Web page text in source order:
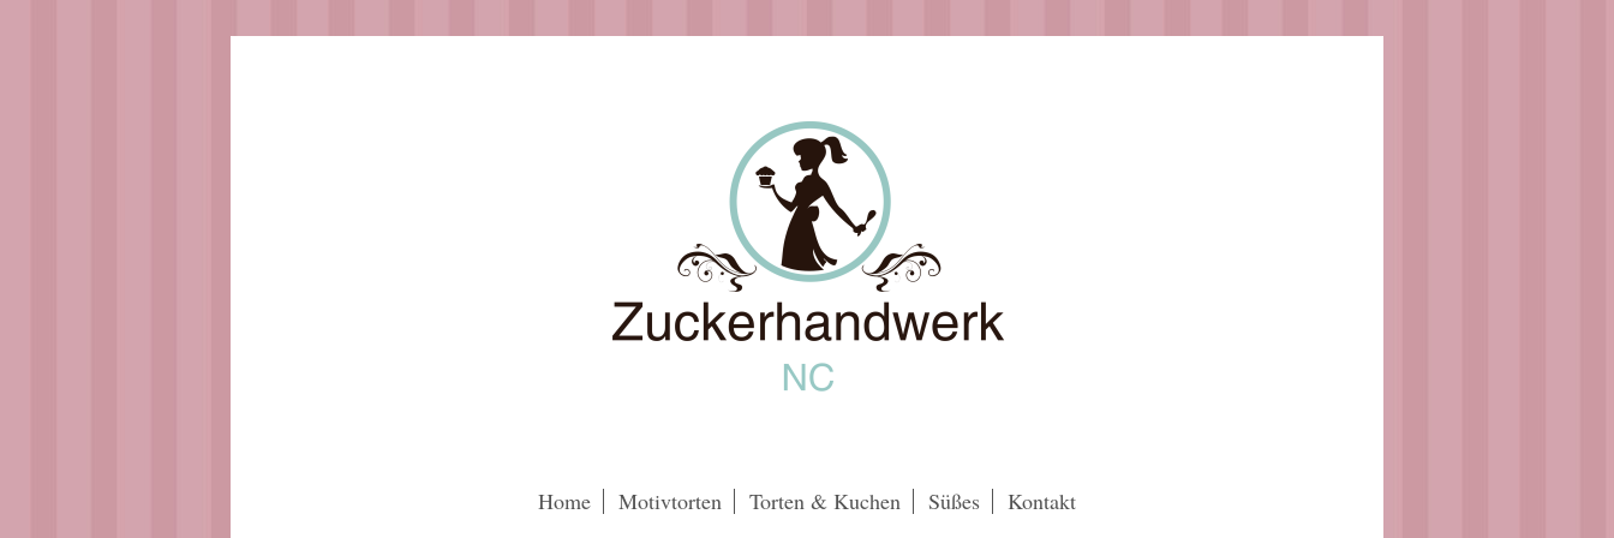
Home Motivtorten Torten & Kuchen Süßes Kontakt